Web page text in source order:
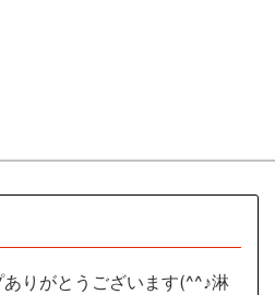
りがとうございます(^^♪淋